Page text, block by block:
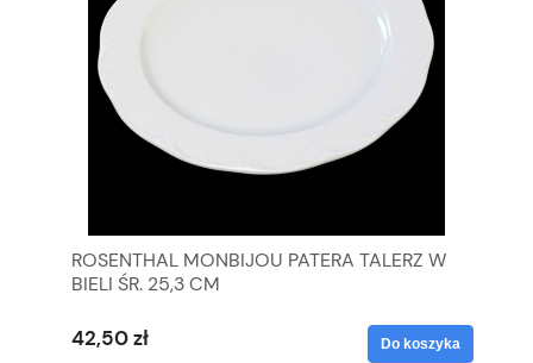
ROSENTHAL MONBIJOU PATERA TALERZ W
BIELI ŚR. 25,3 CM
42,50 zł Do koszyka